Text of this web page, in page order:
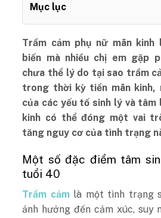
Mục lục
Trầm cảm phụ nữ mãn kinh
biến mà nhiều chị em gặp
chưa thể lý do tại sao trầm
trong thời kỳ tiền mãn kinh,
của các yếu tố sinh lý và tâm
kinh có thể đóng một vai
tăng nguy cơ của tình trạng
Một số đặc điểm tâm
tuổi 40
Trầm cảmlà một tình trạng
ảnh hưởng đến cảm xúc, suy